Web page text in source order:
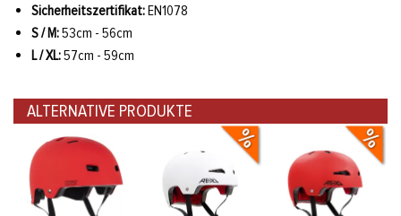
Sicherheitszertifikat:EN1078
S / M:53cm - 56cm
L / XL:57cm - 59cm
ALTERNATIVE PRODUKTE